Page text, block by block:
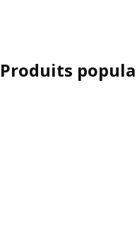
Produits